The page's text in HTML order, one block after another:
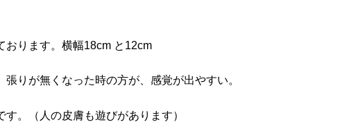
おります。横幅18cm と12cm
りが無くなった時の方が、感覚が出やすい。
。（人の皮膚も遊びがあります）